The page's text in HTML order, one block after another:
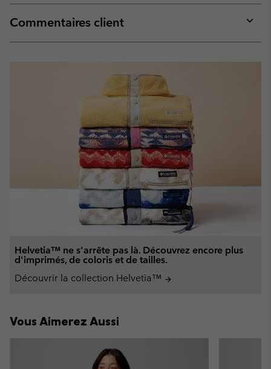
or
Commentaires client
or
Helvetia™ ne s'arrête pas là. Découvrez encore plus
d'imprimés, de coloris et de tailles.
Découvrir la collection Helvetia™ arrow_forward
Vous Aimerez Aussi